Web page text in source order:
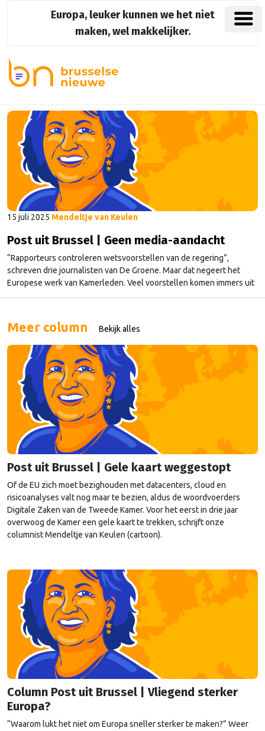
Europa, leuker kunnen we het niet
maken, wel makkelijker.
15 juli 2025 Mendeltje van Keulen
Post uit Brussel | Geen media-aandacht
“Rapporteurs controleren wetsvoorstellen van de regering”,
schreven drie journalisten van De Groene. Maar dat negeert het
Europese werk van Kamerleden. Veel voorstellen komen immers uit
Brussel – en ook PVV’ers volgen ze op de voet. Helaas missen
Mendeltje van Keulen in haar column.
Meer column Bekijk alles
Post uit Brussel | Gele kaart weggestopt
Of de EU zich moet bezighouden met datacenters, cloud en
risicoanalyses valt nog maar te bezien, aldus de woordvoerders
Digitale Zaken van de Tweede Kamer. Voor het eerst in drie jaar
overwoog de Kamer een gele kaart te trekken, schrijft onze
columnist Mendeltje van Keulen (cartoon).
Column Post uit Brussel | Vliegend sterker
Europa?
“Waarom lukt het niet om Europa sneller sterker te maken?” Weer